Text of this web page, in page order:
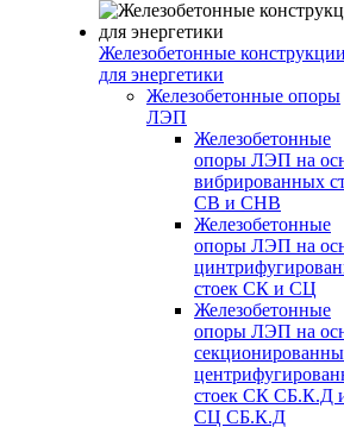
Железобетонные
для энергетики
Железобетонные опоры
ЛЭП
Железобетонные
опоры ЛЭП на
вибрированных
СВ и СНВ
Железобетонные
опоры ЛЭП на
стоек СК и СЦ
Железобетонные
опоры ЛЭП на
стоек СК СБ.К.Д
СЦ СБ.К.Д